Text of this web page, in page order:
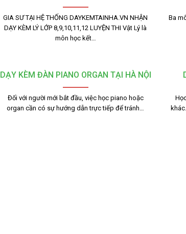
GIA SƯ TẠI HỆ THỐNG DAYKEMTAINHA.VN NHẬN
DẠY KÈM LÝ LỚP 8,9,10,11,12 LUYỆN THI Vật Lý là
môn học kết…
Ba
DẠY KÈM ĐÀN PIANO ORGAN TẠI HÀ NỘI
Đối với người mới bắt đầu, việc học piano hoặc
organ cần có sự hướng dẫn trực tiếp để tránh…